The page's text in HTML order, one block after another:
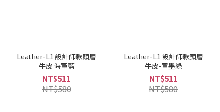
Leather-L1 設計師款頭層
牛皮 海軍藍
NT$511
NT$580
Leather-L1 設計師款頭層
牛皮-軍墨綠
NT$511
NT$580